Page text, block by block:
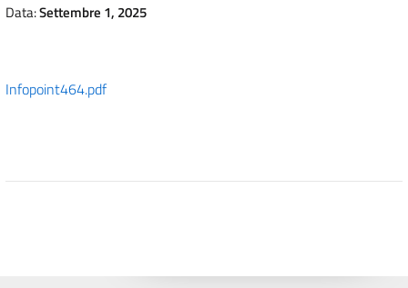
Data:Settembre 1, 2025
Infopoint464.pdf